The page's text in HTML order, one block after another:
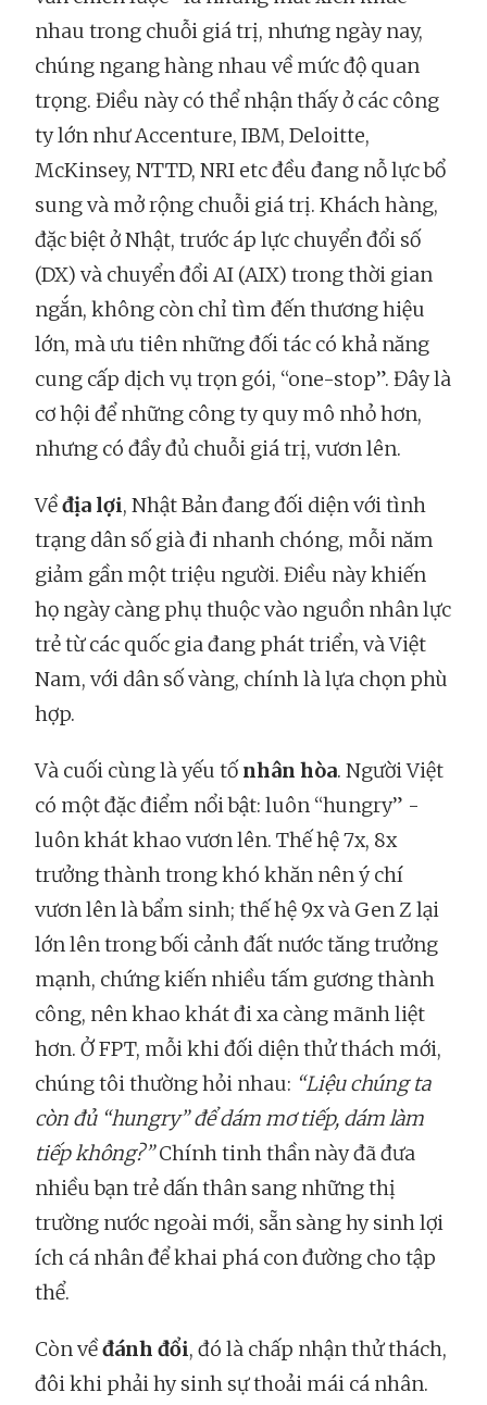
nhau trong chuỗi giá trị, nhưng ngày nay,
chúng ngang hàng nhau về mức độ quan
trọng. Điều này có thể nhận thấy ở các công
ty lớn như Accenture, IBM, Deloitte,
McKinsey, NTTD, NRI etc đều đang nỗ lực bổ
sung và mở rộng chuỗi giá trị. Khách hàng,
đặc biệt ở Nhật, trước áp lực chuyển đổi số
(DX) và chuyển đổi AI (AIX) trong thời gian
ngắn, không còn chỉ tìm đến thương hiệu
lớn, mà ưu tiên những đối tác có khả năng
cung cấp dịch vụ trọn gói, “one-stop”. Đây là
cơ hội để những công ty quy mô nhỏ hơn,
nhưng có đầy đủ chuỗi giá trị, vươn lên.
Vềđịa lợi, Nhật Bản đang đối diện với tình
trạng dân số già đi nhanh chóng, mỗi năm
giảm gần một triệu người. Điều này khiến
họ ngày càng phụ thuộc vào nguồn nhân lực
trẻ từ các quốc gia đang phát triển, và Việt
Nam, với dân số vàng, chính là lựa chọn phù
hợp.
Và cuối cùng là yếu tố nhân hòa. Người Việt
có một đặc điểm nổi bật: luôn “hungry” -
luôn khát khao vươn lên. Thế hệ 7x, 8x
trưởng thành trong khó khăn nên ý chí
vươn lên là bẩm sinh; thế hệ 9x và Gen Z lại
lớn lên trong bối cảnh đất nước tăng trưởng
mạnh, chứng kiến nhiều tấm gương thành
công, nên khao khát đi xa càng mãnh liệt
hơn. Ở FPT, mỗi khi đối diện thử thách mới,
chúng tôi thường hỏi nhau: “Liệu chúng ta
còn đủ “hungry” để dám mơ tiếp, dám làm
tiếp không?”Chính tinh thần này đã đưa
nhiều bạn trẻ dấn thân sang những thị
trường nước ngoài mới, sẵn sàng hy sinh lợi
ích cá nhân để khai phá con đường cho tập
thể.
Còn vềđánh đổi, đó là chấp nhận thử thách,
đôi khi phải hy sinh sự thoải mái cá nhân.